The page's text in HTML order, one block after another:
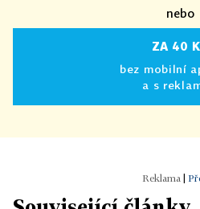
nebo
ZA 40
bez mobilní
a s